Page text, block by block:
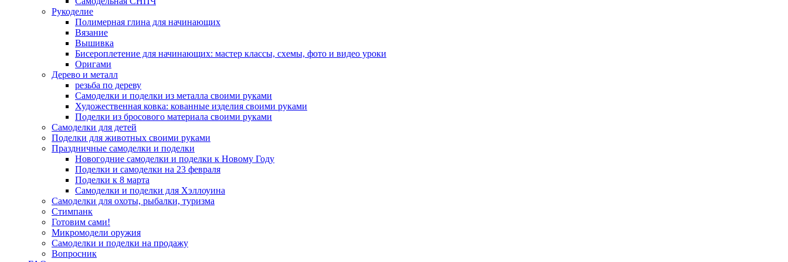
Рукоделие
Полимерная глина для начинающих
Вязание
Вышивка
Бисероплетение для начинающих: мастер классы, схемы, фото и видео уроки
Оригами
Дерево и металл
резьба по дереву
Самоделки и поделки из металла своими руками
Художественная ковка: кованные изделия своими руками
Поделки из бросового материала своими руками
Самоделки для детей
Поделки для животных своими руками
Праздничные самоделки и поделки
Новогодние самоделки и поделки к Новому Году
Поделки и самоделки на 23 февраля
Поделки к 8 марта
Самоделки и поделки для Хэллоуина
Самоделки для охоты, рыбалки, туризма
Стимпанк
Готовим сами!
Микромодели оружия
Самоделки и поделки на продажу
Вопросник